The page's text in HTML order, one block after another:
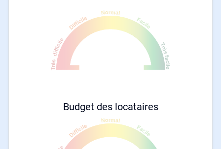
Budget des locataires